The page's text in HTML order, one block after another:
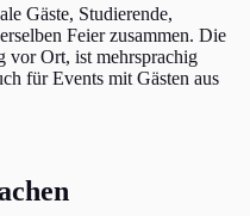
Gäste, Studierende,
Feier zusammen. Die
vor Ort, ist mehrsprachig
für Events mit Gästen aus